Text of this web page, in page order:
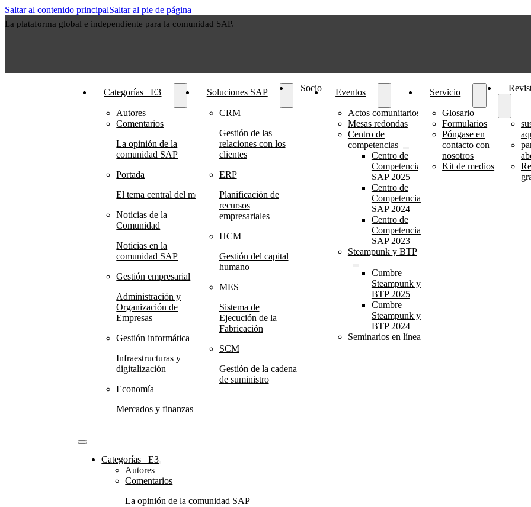
Saltar al contenido principalSaltar al pie de página
La plataforma global e independiente para la comunidad SAP.
Categorías⠀E3
Autores
Comentarios
La opinión de la
comunidad SAP
Portada
El tema central del mes
Noticias de la
Comunidad
Noticias en la
comunidad SAP
Gestión empresarial
Administración y
Organización de
Empresas
Gestión informática
Infraestructuras y
digitalización
Economía
Mercados y finanzas
Soluciones SAP
CRM
Gestión de las
relaciones con los
clientes
ERP
Planificación de
recursos
empresariales
HCM
Gestión del capital
humano
MES
Sistema de
Ejecución de la
Fabricación
SCM
Gestión de la cadena
de suministro
Socio Eventos
Actos comunitarios
Mesas redondas
Centro de
competencias
Centro de
Competencia
SAP 2025
Centro de
Competencia
SAP 2024
Centro de
Competencia
SAP 2023
Steampunk y BTP
Cumbre
Steampunk y
BTP 2025
Cumbre
Steampunk y
BTP 2024
Seminarios en línea
Servicio
Glosario
Formularios
Póngase en
contacto con
nosotros
Kit de medios
Categorías⠀E3
Autores
Comentarios
La opinión de la comunidad SAP